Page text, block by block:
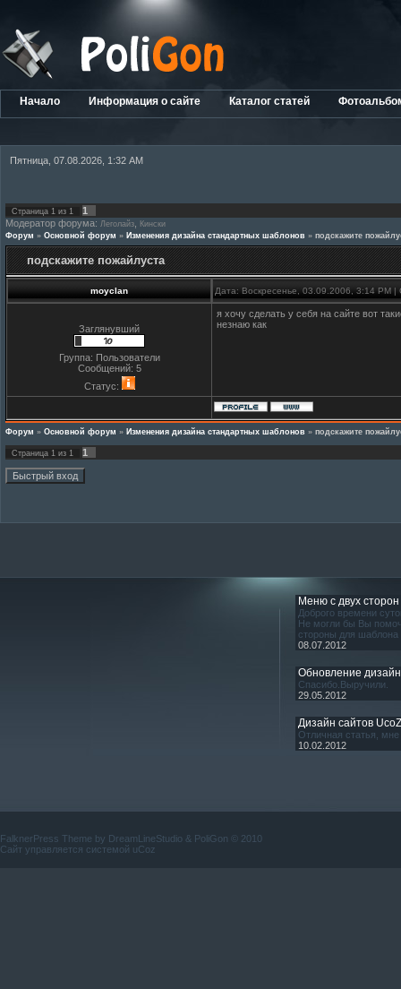
Начало Информация о сайте Каталог статей
Пятница, 07.08.2026, 1:32 AM
Страница 1 из 1
1
Модератор форума: Леголайз
Кински
Форум » Основной форум » Изменения дизайна стандартных шаблонов » подскажите
подскажите пожайлуста
moyclan Дата: Воскресенье, 03.09.2006, 3:14 PM
Заглянувший
Группа: Пользователи
Сообщений: 5
Статус:
я хочу сделать у себя на сайте вот
незнаю как
Форум » Основной форум » Изменения дизайна стандартных шаблонов » подскажите
Страница 1 из 1 1
Меню с двух
Доброго времени
Не могли бы Вы
стороны для шаблона
08.07.2012
Обновление
Спасибо.Выручили.
29.05.2012
Дизайн сайтов UcoZ
Отличная статья,
10.02.2012
FalknerPress Theme by DreamLineStudio & PoliGon © 2010
Сайт управляется системой uCoz